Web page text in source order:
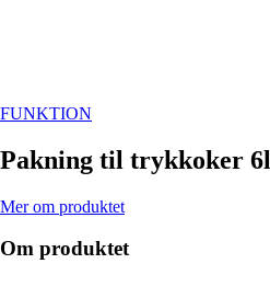
FUNKTION
Pakning til trykkoker 6l
Mer om produktet
Om produktet